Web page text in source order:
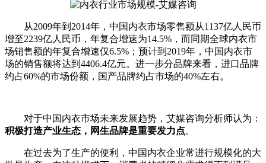
从2009年到2014年，中国内衣市场零售额从1137亿人民币
增至2239亿人民币，年复合增速为14.5%，而同期全球内衣市
场销售额的年复合增速仅6.5%；预计到2019年，中国内衣市
场的销售额将达到4406.4亿元。进一步分品牌来看，进口品牌
约占60%的市场份额，国产品牌约占市场的40%左右。
对于中国内衣市场未来发展趋势，艾媒咨询分析师认为：
积极打造产业生态，网生品牌是重要发力点。
在过去为了生产的便利，中国内衣企业常进行规模化的大